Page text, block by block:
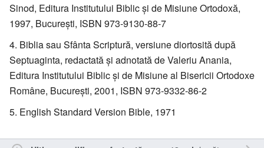
Sinod, Editura Institutului Biblic şi de Misiune Ortodoxă,
1997, Bucureşti, ISBN 973-9130-88-7
Biblia sau Sfânta Scriptură, versiune diortosită după
Septuaginta, redactată şi adnotată de Valeriu Anania,
Editura Institutului Biblic şi de Misiune al Bisericii Ortodoxe
Române, Bucureşti, 2001, ISBN 973-9332-86-2
English Standard Version Bible, 1971